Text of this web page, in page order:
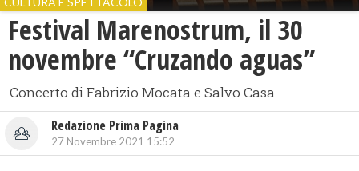
Festival Marenostrum, il 30
novembre “Cruzando aguas”
Concerto di Fabrizio Mocata e Salvo Casa
Redazione Prima Pagina
27 Novembre 2021 15:52